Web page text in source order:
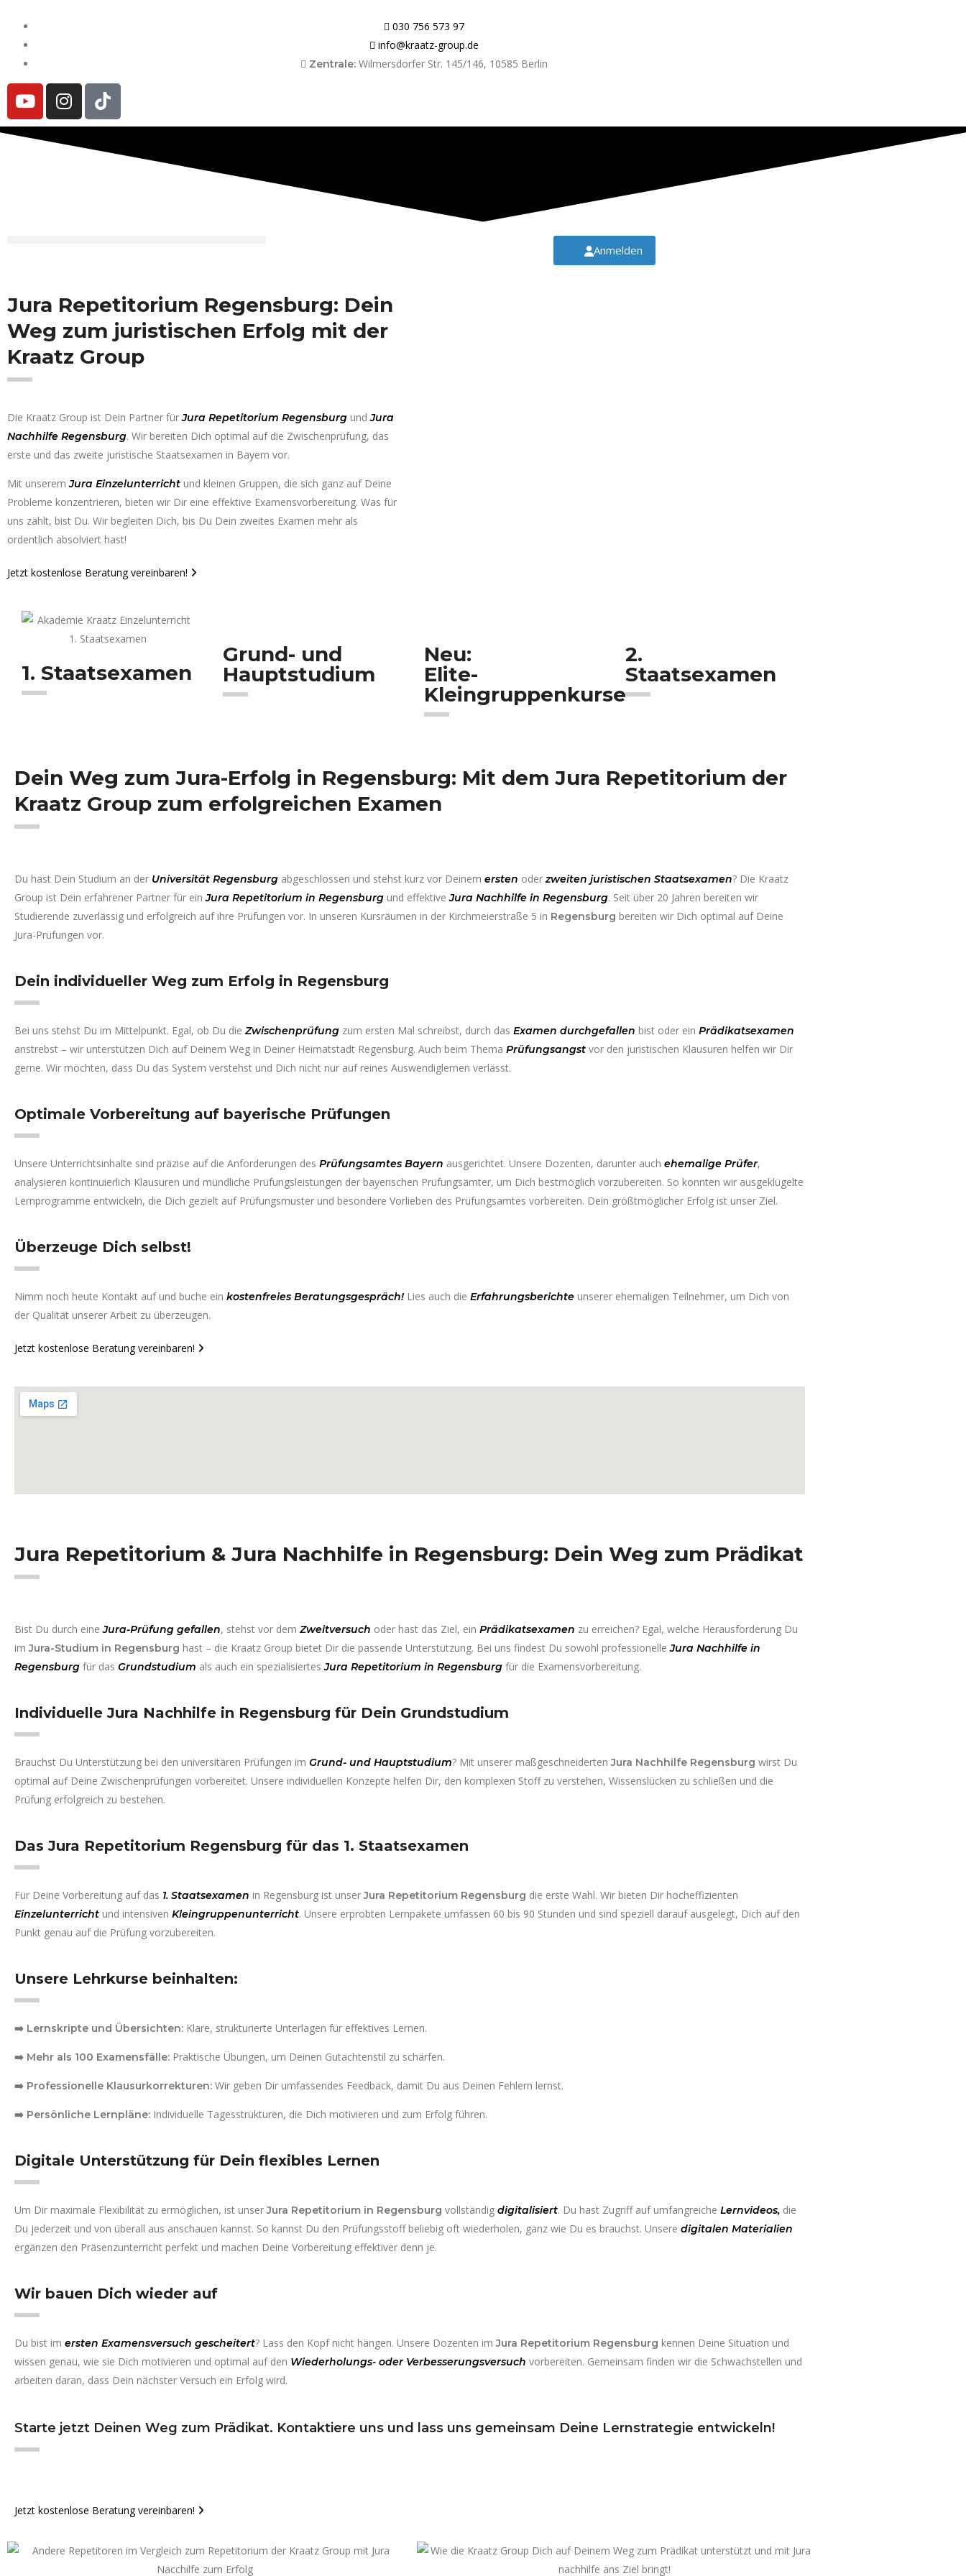
030 756 573 97
info@kraatz-group.de
Zentrale: Wilmersdorfer Str. 145/146, 10585 Berlin
Anmelden
Jura Repetitorium Regensburg: Dein
Weg zum juristischen Erfolg mit der
Kraatz Group
Die Kraatz Group ist Dein Partner fürJura Repetitorium Regensburg undJura
Nachhilfe Regensburg. Wir bereiten Dich optimal auf die Zwischenprüfung, das
erste und das zweite juristische Staatsexamen in Bayern vor.
Mit unseremJura Einzelunterricht und kleinen Gruppen, die sich ganz auf Deine
Probleme konzentrieren, bieten wir Dir eine effektive Examensvorbereitung. Was für
uns zählt, bist Du. Wir begleiten Dich, bis Du Dein zweites Examen mehr als
ordentlich absolviert hast!
Jetzt kostenlose Beratung vereinbaren!
1. Staatsexamen
Grund- und
Hauptstudium
Neu:
Elite-
Kleingruppenkurse
2.
Staatsexamen
Dein Weg zum Jura-Erfolg in Regensburg: Mit dem Jura Repetitorium der
Kraatz Group zum erfolgreichen Examen
Du hast Dein Studium an der Universität Regensburg abgeschlossen und stehst kurz vor Deinem ersten oderzweiten juristischen Staatsexamen? Die Kraatz
Group ist Dein erfahrener Partner für einJura Repetitorium in Regensburg und effektiveJura Nachhilfe in Regensburg. Seit über 20 Jahren bereiten wir
Studierende zuverlässig und erfolgreich auf ihre Prüfungen vor. In unseren Kursräumen in der Kirchmeierstraße 5 in Regensburg bereiten wir Dich optimal auf Deine
Jura-Prüfungen vor.
Dein individueller Weg zum Erfolg in Regensburg
Bei uns stehst Du im Mittelpunkt. Egal, ob Du dieZwischenprüfung zum ersten Mal schreibst, durch das Examen durchgefallen bist oder ein Prädikatsexamen
anstrebst – wir unterstützen Dich auf Deinem Weg in Deiner Heimatstadt Regensburg. Auch beim Thema Prüfungsangst vor den juristischen Klausuren helfen wir Dir
gerne. Wir möchten, dass Du das System verstehst und Dich nicht nur auf reines Auswendiglernen verlässt.
Optimale Vorbereitung auf bayerische Prüfungen
Unsere Unterrichtsinhalte sind präzise auf die Anforderungen des Prüfungsamtes Bayern ausgerichtet. Unsere Dozenten, darunter auch ehemalige Prüfer,
analysieren kontinuierlich Klausuren und mündliche Prüfungsleistungen der bayerischen Prüfungsämter, um Dich bestmöglich vorzubereiten. So konnten wir ausgeklügelte
Lernprogramme entwickeln, die Dich gezielt auf Prüfungsmuster und besondere Vorlieben des Prüfungsamtes vorbereiten. Dein größtmöglicher Erfolg ist unser Ziel.
Überzeuge Dich selbst!
Nimm noch heute Kontakt auf und buche ein kostenfreies Beratungsgespräch! Lies auch die Erfahrungsberichte unserer ehemaligen Teilnehmer, um Dich von
der Qualität unserer Arbeit zu überzeugen.
Jetzt kostenlose Beratung vereinbaren!
Jura Repetitorium & Jura Nachhilfe in Regensburg: Dein Weg zum Prädikat
Bist Du durch eineJura-Prüfung gefallen, stehst vor demZweitversuch oder hast das Ziel, ein Prädikatsexamen zu erreichen? Egal, welche Herausforderung Du
imJura-Studium in Regensburg hast – die Kraatz Group bietet Dir die passende Unterstützung. Bei uns findest Du sowohl professionelleJura Nachhilfe in
Regensburg für das Grundstudium als auch ein spezialisiertesJura Repetitorium in Regensburg für die Examensvorbereitung.
Individuelle Jura Nachhilfe in Regensburg für Dein Grundstudium
Brauchst Du Unterstützung bei den universitären Prüfungen im Grund- und Hauptstudium? Mit unserer maßgeschneidertenJura Nachhilfe Regensburg wirst Du
optimal auf Deine Zwischenprüfungen vorbereitet. Unsere individuellen Konzepte helfen Dir, den komplexen Stoff zu verstehen, Wissenslücken zu schließen und die
Prüfung erfolgreich zu bestehen.
Das Jura Repetitorium Regensburg für das 1. Staatsexamen
Für Deine Vorbereitung auf das 1. Staatsexamen in Regensburg ist unserJura Repetitorium Regensburg die erste Wahl. Wir bieten Dir hocheffizienten
Einzelunterricht und intensiven Kleingruppenunterricht. Unsere erprobten Lernpakete umfassen 60 bis 90 Stunden und sind speziell darauf ausgelegt, Dich auf den
Punkt genau auf die Prüfung vorzubereiten.
Unsere Lehrkurse beinhalten:
➡️ Lernskripte und Übersichten: Klare, strukturierte Unterlagen für effektives Lernen.
➡️ Mehr als 100 Examensfälle: Praktische Übungen, um Deinen Gutachtenstil zu schärfen.
➡️ Professionelle Klausurkorrekturen: Wir geben Dir umfassendes Feedback, damit Du aus Deinen Fehlern lernst.
➡️ Persönliche Lernpläne: Individuelle Tagesstrukturen, die Dich motivieren und zum Erfolg führen.
Digitale Unterstützung für Dein flexibles Lernen
Um Dir maximale Flexibilität zu ermöglichen, ist unserJura Repetitorium in Regensburg vollständig digitalisiert. Du hast Zugriff auf umfangreiche Lernvideos, die
Du jederzeit und von überall aus anschauen kannst. So kannst Du den Prüfungsstoff beliebig oft wiederholen, ganz wie Du es brauchst. Unsere digitalen Materialien
ergänzen den Präsenzunterricht perfekt und machen Deine Vorbereitung effektiver denn je.
Wir bauen Dich wieder auf
Du bist im ersten Examensversuch gescheitert? Lass den Kopf nicht hängen. Unsere Dozenten imJura Repetitorium Regensburg kennen Deine Situation und
wissen genau, wie sie Dich motivieren und optimal auf den Wiederholungs- oder Verbesserungsversuch vorbereiten. Gemeinsam finden wir die Schwachstellen und
arbeiten daran, dass Dein nächster Versuch ein Erfolg wird.
Starte jetzt Deinen Weg zum Prädikat. Kontaktiere uns und lass uns gemeinsam Deine Lernstrategie entwickeln!
Jetzt kostenlose Beratung vereinbaren!